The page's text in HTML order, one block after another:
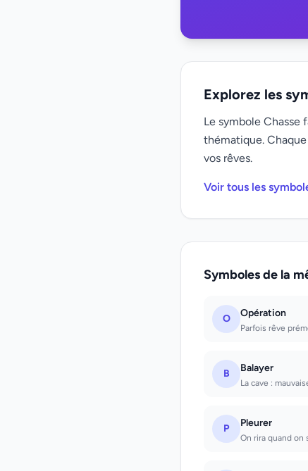
Explorez les
Le symbole Chasse
thématique.
vos rêves.
Voir tous les
Symboles de la
O Opération
Parfois rêve
B Balayer
La cave :
P Pleurer
On rira quand on